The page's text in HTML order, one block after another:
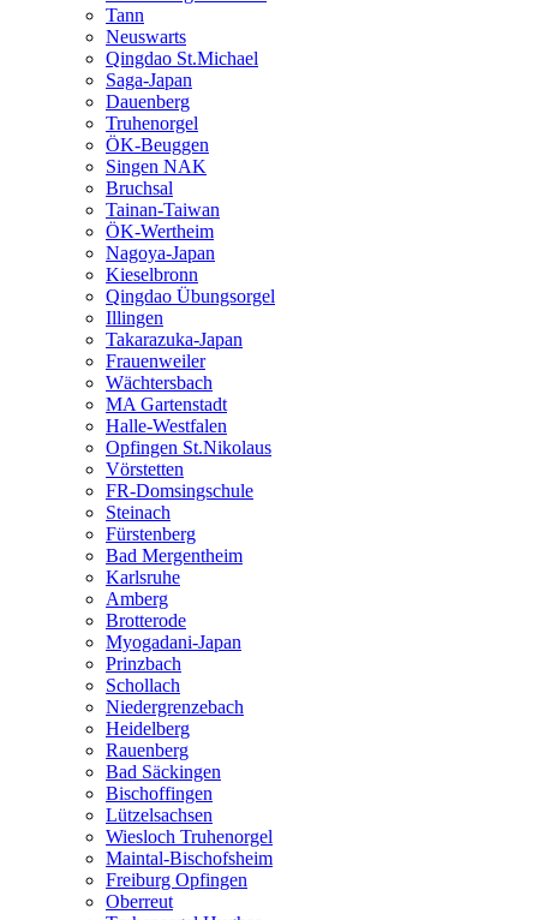
Tann
Neuswarts
Qingdao St.Michael
Saga-Japan
Dauenberg
Truhenorgel
ÖK-Beuggen
Singen NAK
Bruchsal
Tainan-Taiwan
ÖK-Wertheim
Nagoya-Japan
Kieselbronn
Qingdao Übungsorgel
Illingen
Takarazuka-Japan
Frauenweiler
Wächtersbach
MA Gartenstadt
Halle-Westfalen
Opfingen St.Nikolaus
Vörstetten
FR-Domsingschule
Steinach
Fürstenberg
Bad Mergentheim
Karlsruhe
Amberg
Brotterode
Myogadani-Japan
Prinzbach
Schollach
Niedergrenzebach
Heidelberg
Rauenberg
Bad Säckingen
Bischoffingen
Lützelsachsen
Wiesloch Truhenorgel
Maintal-Bischofsheim
Freiburg Opfingen
Oberreut